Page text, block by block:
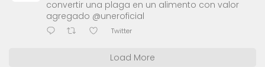
convertir una plaga en un alimento con valor
agregado @uneroficial
Twitter
Load More